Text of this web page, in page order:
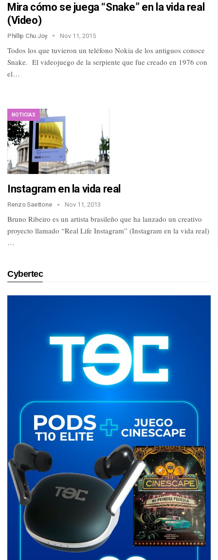
Mira cómo se juega “Snake” en la vida real
(Video)
Phillip Chu Joy Nov 11, 2015
Todos los que tuvieron un teléfono Nokia de los antiguos conoce
Snake. El videojuego de la serpiente que fue creado en 1976 con
el…
NOTICIAS
Instagram en la vida real
Renzo Saettone Nov 11, 2013
Bruno Ribeiro es un artista brasileño que ha lanzado un creativo
proyecto llamado “Real Life Instagram” (Instagram en la vida real)
…
Cybertec